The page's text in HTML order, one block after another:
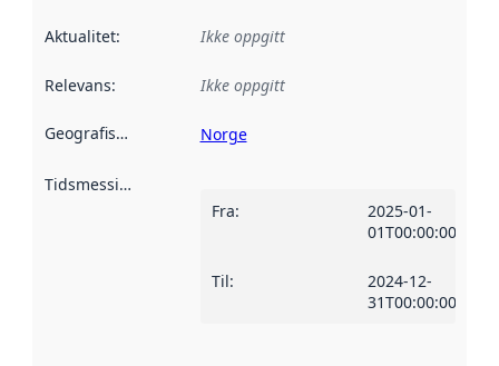
Aktualitet: Ikke oppgitt
Relevans: Ikke oppgitt
Geografisk avgrensning :
Norge
Tidsmessig avgrensning
Fra:
2025-01-
01T00:00:00Z
Til:
2024-12-
31T00:00:00Z